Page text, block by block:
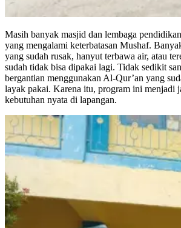
Masih banyak masjid dan lembaga
yang mengalami keterbatasan Mushaf.
yang sudah rusak, hanyut terbawa air, atau
sudah tidak bisa dipakai lagi. Tidak sedikit
bergantian menggunakan Al-Qur’an yang
layak pakai. Karena itu, program ini menjadi
kebutuhan nyata di lapangan.